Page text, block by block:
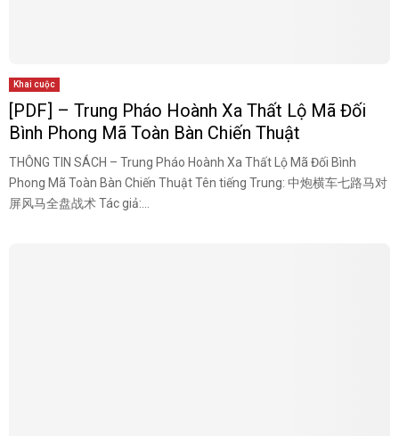
Khai cuộc
[PDF] – Trung Pháo Hoành Xa Thất Lộ Mã Đối
Bình Phong Mã Toàn Bàn Chiến Thuật
THÔNG TIN SÁCH – Trung Pháo Hoành Xa Thất Lộ Mã Đối Bình
Phong Mã Toàn Bàn Chiến Thuật Tên tiếng Trung: 中炮横车七路马对
屏风马全盘战术 Tác giả:...